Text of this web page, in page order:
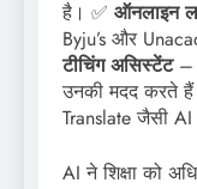
है। ✅ ऑनलाइन
Byju’s और
टीचिंग असिस्टेंट–
उनकी मदद करते
Translate जैसी
AI ने शिक्षा को